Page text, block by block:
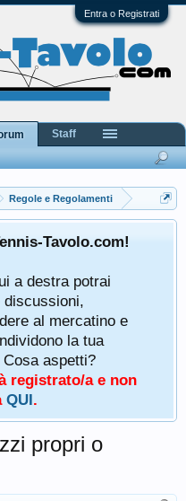
Entra o Registrati
Regole e Regolamenti
Tavolo.com!
a destra potrai
discussioni,
al mercatino e
la tua
aspetti?
registrato/a e non
QUI.
propri o
Staff